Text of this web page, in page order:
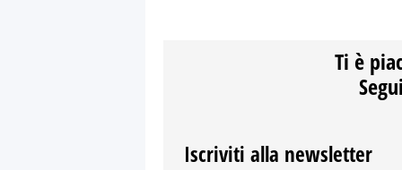
Ti è
Iscriviti alla newsletter